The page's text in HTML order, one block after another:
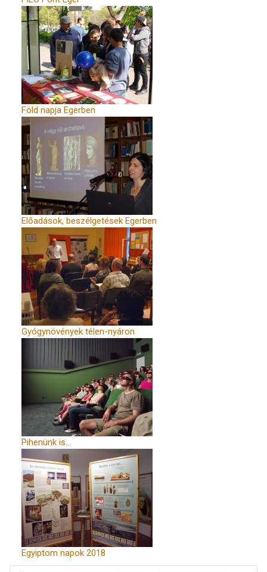
Föld napja Egerben
Előadások, beszélgetések Egerben
Gyógynövények télen-nyáron
Pihenünk is...
Egyiptom napok 2018